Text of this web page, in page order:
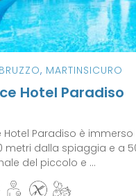
, MARTINSICURO
Hotel Paradiso
Hotel Paradiso è
metri dalla spiaggia e a
del piccolo e ...